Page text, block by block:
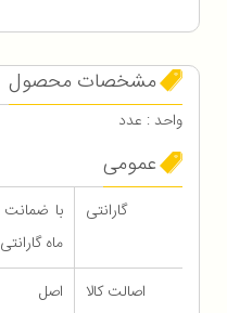
مشخصات محصول
واحد : عدد
عمومی
گارانتی
ماه گارانتی
اصالت کالا
اصل